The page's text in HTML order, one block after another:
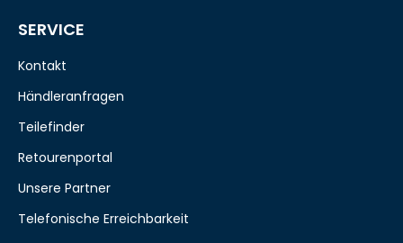
SERVICE
Kontakt
Händleranfragen
Teilefinder
Retourenportal
Unsere Partner
Telefonische Erreichbarkeit